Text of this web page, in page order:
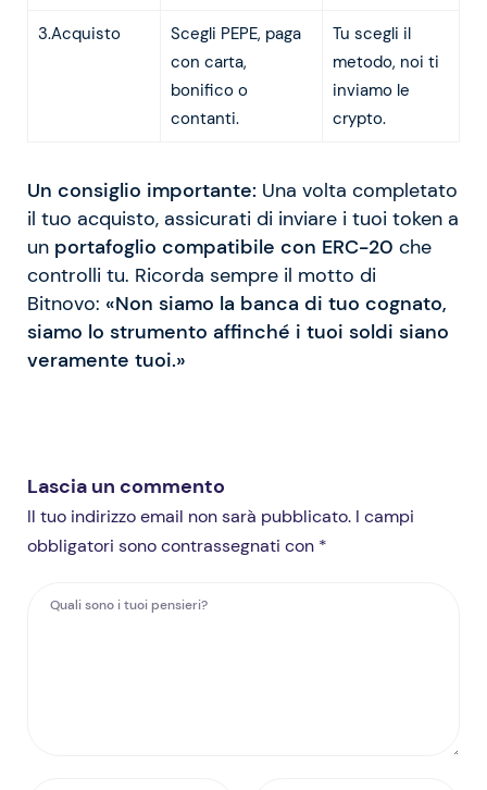
3.Acquisto
Scegli PEPE, paga
con carta,
bonifico o
contanti.
Tu scegli il
metodo, noi ti
inviamo le
crypto.
Un consiglio importante: Una volta completato
il tuo acquisto, assicurati di inviare i tuoi token a
un portafoglio compatibile con ERC-20 che
controlli tu. Ricorda sempre il motto di
Bitnovo: «Non siamo la banca di tuo cognato,
siamo lo strumento affinché i tuoi soldi siano
veramente tuoi.»
Lascia un commento
Il tuo indirizzo email non sarà pubblicato. I campi
obbligatori sono contrassegnati con *